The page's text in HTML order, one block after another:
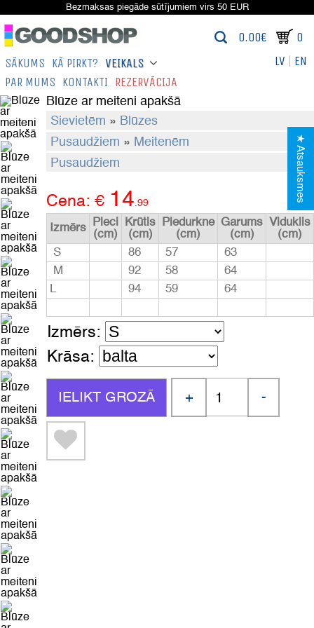
Bezmaksas piegāde sūtījumiem virs 50 EUR
SĀKUMS KĀ PIRKT? VEIKALS
PAR MUMS KONTAKTI REZERVĀCIJA
0.00€
0
LV | EN
★ Atsauksmes
Blūze ar meiteni apakšā
Sievietēm » Blūzes
Pusaudžiem » Meitenēm
Pusaudžiem
Cena: € 14.99
Izmērs
Pleci
(cm)
Krūtis
(cm)
Piedurkne
(cm)
Garums
(cm)
Viduklis
(cm)
S
86 57
63
M
92 58
64
L
94 59 64
Izmērs:
Krāsa:
-
+